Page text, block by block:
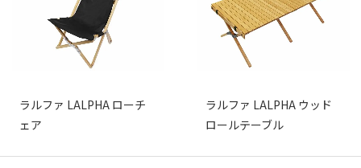
ラルファ LALPHA ローチ
ェア
ラルファ LALPHA ウッド
ロールテーブル